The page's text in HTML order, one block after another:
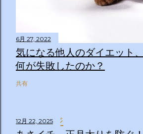
6月 27, 2022
気になる他人のダイエット
何が失敗したのか？
共有
12月 22, 2025